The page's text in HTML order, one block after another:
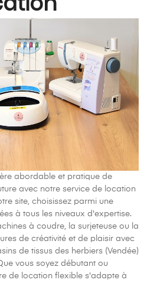
abordable et pratique de
avec notre service de location
site, choisissez parmi une
à tous les niveaux d'expertise.
à coudre, la surjeteuse ou la
de créativité et de plaisir avec
de tissus des herbiers (Vendée)
vous soyez débutant ou
de location flexible s'adapte à